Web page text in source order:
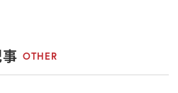
OTHER